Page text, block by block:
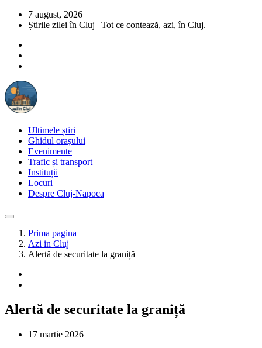
7 august, 2026
Știrile zilei în Cluj | Tot ce contează, azi, în Cluj.
Ultimele știri
Ghidul orașului
Evenimente
Trafic și transport
Instituții
Locuri
Despre Cluj-Napoca
Prima pagina
Azi in Cluj
Alertă de securitate la graniță
Alertă de securitate la graniță
17 martie 2026